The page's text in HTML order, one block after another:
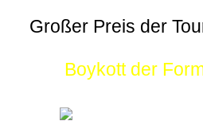
Großer Preis der
Boykott der